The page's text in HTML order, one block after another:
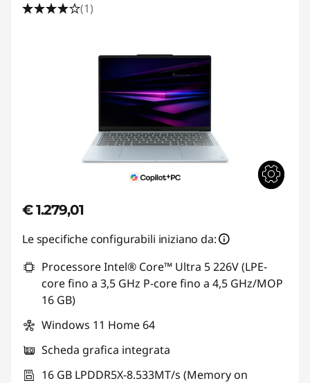
(1)
€ 1.279,01
Le specifiche configurabili iniziano da:
Processore Intel® Core™ Ultra 5 226V (LPE-
core fino a 3,5 GHz P-core fino a 4,5 GHz/MOP
16 GB)
Windows 11 Home 64
Scheda grafica integrata
16 GB LPDDR5X-8.533MT/s (Memory on